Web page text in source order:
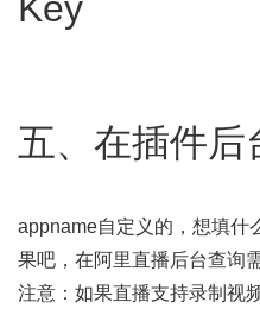
五、在插件后
appname自定义的，想填什
果吧，在阿里直播后台查询
注意：如果直播支持录制视